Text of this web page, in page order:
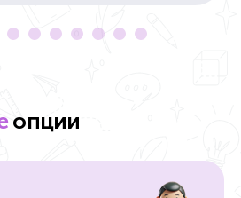
опции